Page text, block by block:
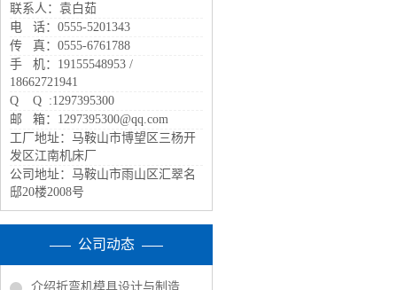
联系人：袁白茹
电 话：0555-5201343
传 真：0555-6761788
手 机：19155548953 /
18662721941
Q Q :1297395300
邮 箱：1297395300@qq.com
工厂地址：马鞍山市博望区三杨开
发区江南机床厂
公司地址：马鞍山市雨山区汇翠名
邸20楼2008号
公司动态
介绍折弯机模具设计与制造